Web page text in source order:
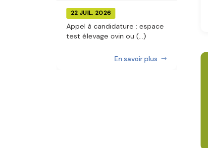
22 JUIL. 2026
Appel à candidature : espace
test élevage ovin ou (...)
En savoir plus